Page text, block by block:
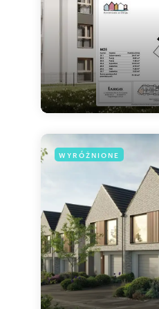
WYRÓŻNIONE